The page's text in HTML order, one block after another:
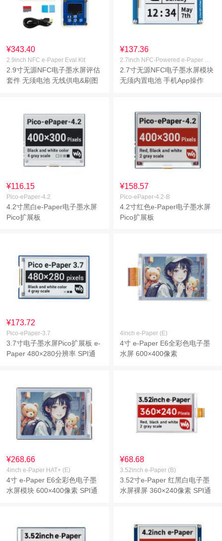
¥343.40
2.9inch NFC e-Paper Eval Kit
2.9寸无源NFC电子墨水屏评估
套件 无须电池 无线供电&刷图
¥137.36
2.7inch NFC-Powered e-Paper Module
2.7寸无源NFC电子墨水屏模块
无须内置电池 手机App操作
¥116.15
Pico-ePaper-4.2
4.2寸黑白e-Paper电子墨水屏
Pico扩展板
¥158.57
Pico-ePaper-4.2-B
4.2寸红色e-Paper电子墨水屏
Pico扩展板
¥173.72
Pico-ePaper-3.7
3.7寸电子墨水屏Pico扩展板 e-
Paper 480×280分辨率 SPI通
4inch e-Paper (E)
4寸 e-Paper E6全彩色电子墨
水屏 600×400像素
¥268.66
4inch e-Paper HAT+ (E)
4寸 e-Paper E6全彩色电子墨
水屏模块 600×400像素 SPI通
¥68.68
3.52inch e-Paper (B)
3.52寸e-Paper 红黑白电子墨
水屏裸屏 360×240像素 SPI通